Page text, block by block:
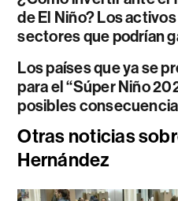
de El Niño? Los
sectores que podrían
Los países que ya se
para el “Súper Niño
posibles
Otras noticias
Hernández